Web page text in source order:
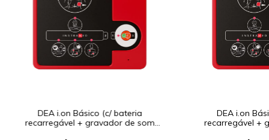
DEA i.on Básico (c/ bateria
recarregável + gravador de som
DEA i.on
recarregável +